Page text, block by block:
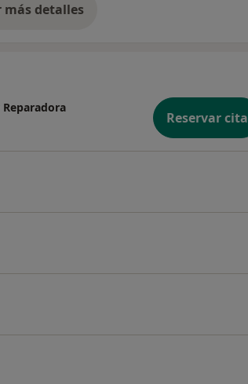
más detalles
sobre la experiencia
Reservar cita